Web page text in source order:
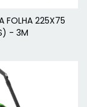
FOLHA 225X75
- 3M